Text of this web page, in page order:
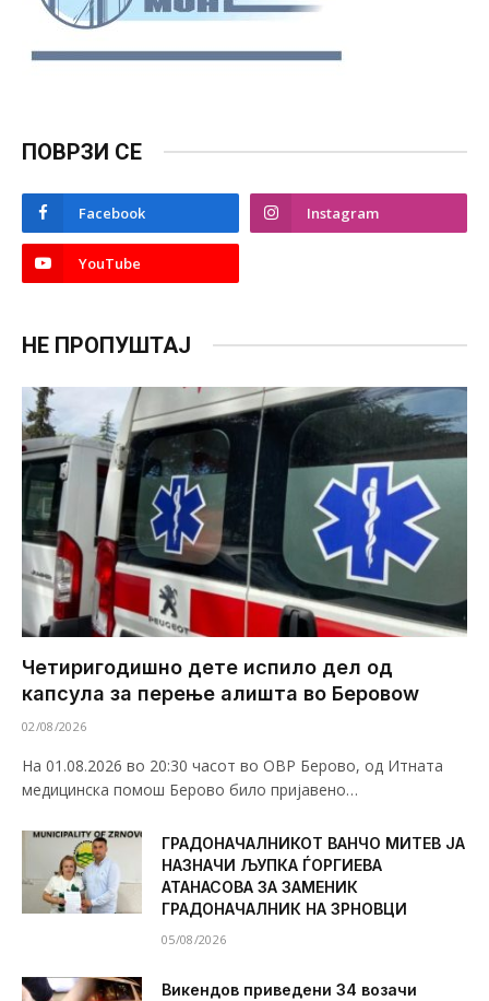
ПОВРЗИ СЕ
Facebook Instagram
YouTube
НЕ ПРОПУШТАЈ
Четиригодишно дете испило дел од
капсула за перење алишта во Беровоw
02/08/2026
На 01.08.2026 во 20:30 часот во ОВР Берово, од Итната
медицинска помош Берово било пријавено…
ГРАДОНАЧАЛНИКОТ ВАНЧО МИТЕВ ЈА
НАЗНАЧИ ЉУПКА ЃОРГИЕВА
АТАНАСОВА ЗА ЗАМЕНИК
ГРАДОНАЧАЛНИК НА ЗРНОВЦИ
05/08/2026
Викендов приведени 34 возачи